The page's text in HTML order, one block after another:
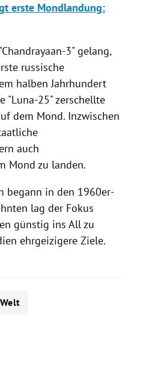
erste Mondlandung:
3" gelang,
russische
halben Jahrhundert
"Luna-25" zerschellte
dem Mond. Inzwischen
auch
Mond zu landen.
begann in den 1960er-
lag der Fokus
günstig ins All zu
ehrgeizigere Ziele.